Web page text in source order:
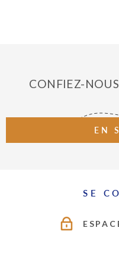
CONFIEZ-
EN
SE